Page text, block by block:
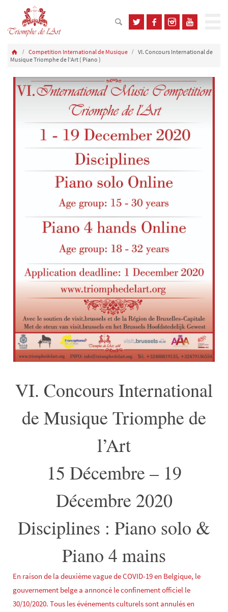
Competition International de Musique
VI. Concours International de
Musique Triomphe de l’Art ( Piano )
VI. Concours International
de Musique Triomphe de
l’Art
15 Décembre – 19
Décembre 2020
Disciplines : Piano solo &
Piano 4 mains
En raison de la deuxième vague de COVID-19 en Belgique, le
gouvernement belge a annoncé le confinement officiel le
30/10/2020. Tous les événements culturels sont annulés en